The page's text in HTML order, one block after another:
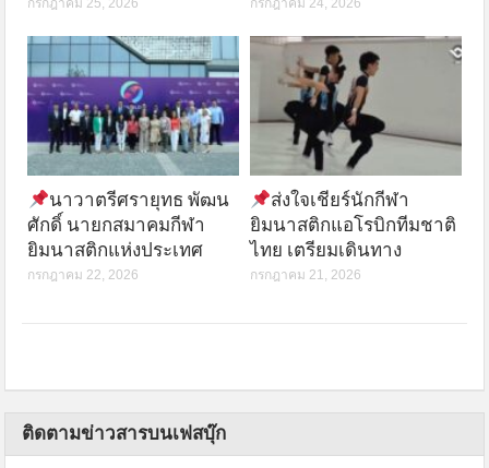
กรกฎาคม 25, 2026 กรกฎาคม 24, 2026
นาวาตรีศรายุทธ พัฒน
ศักดิ์ นายกสมาคมกีฬา
ยิมนาสติกแห่งประเทศ
กรกฎาคม 22, 2026
ส่งใจเชียร์นักกีฬา
ยิมนาสติกแอโรบิกทีมชาติ
ไทย เตรียมเดินทาง
กรกฎาคม 21, 2026
ติดตามข่าวสารบนเฟสบุ๊ก